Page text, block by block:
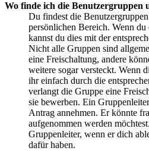
Wo finde ich die Benutzergruppen
Du findest die
persönlichen Bereich. Wenn du
kannst du dies mit der
Nicht alle Gruppen sind
eine Freischaltung, andere
weitere sogar versteckt. Wenn
ihr einfach durch die
verlangt die Gruppe eine
sie bewerben. Ein
Antrag annehmen. Er könnte
aufgenommen werden
Gruppenleiter, wenn er dich
dafür haben.